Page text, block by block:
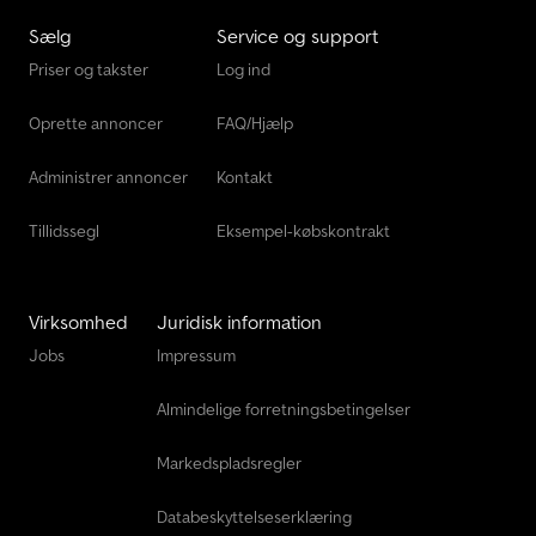
farve mod merpris muligt ----Info: * Forstærket og certificeret
opbygning iht. EN 12642 XL inkl. lastsikringscertifikat * Ny lastbil
med fabriksgaranti * Der tages forbehold for fejl og mellemsalg ---
Sælg
Priser og takster
Oprette annoncer
Administrer annoncer
Tillidssegl
Service og support
Log ind
FAQ/Hjælp
Kontakt
Eksempel-købskontrakt
Virksomhed
Jobs
Juridisk information
Impressum
Almindelige forretningsbetingelser
Markedspladsregler
Databeskyttelseserklæring